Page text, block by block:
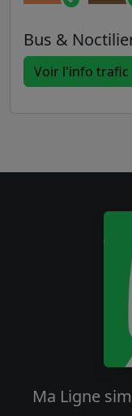
Bus &
Voir l'info trafic
Ma Ligne